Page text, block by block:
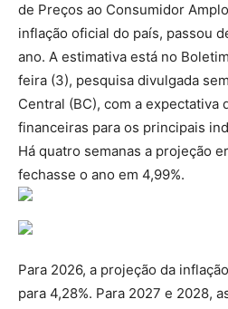
de Preços ao Consumidor
inflação oficial do país, passou
ano. A estimativa está no
feira (3), pesquisa divulgada
Central (BC), com a expectativa
financeiras para os principais
Há quatro semanas a projeção
fechasse o ano em 4,99%.
Para 2026, a projeção da
para 4,28%. Para 2027 e 2028,